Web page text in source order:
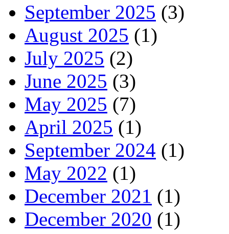
September 2025 (3)
August 2025 (1)
July 2025 (2)
June 2025 (3)
May 2025 (7)
April 2025 (1)
September 2024 (1)
May 2022 (1)
December 2021 (1)
December 2020 (1)